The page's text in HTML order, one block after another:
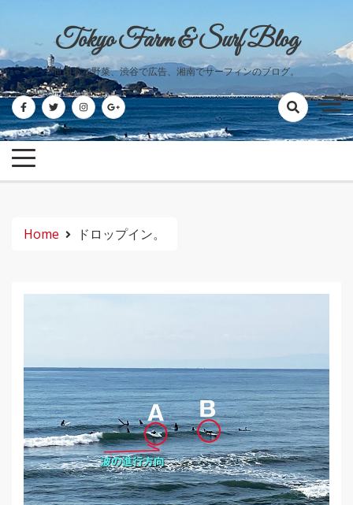
content
Tokyo Farm & Surf Blog
世田谷で野菜、渋谷で広告、湘南でサーフィンのブログ。
Home ドロップイン。